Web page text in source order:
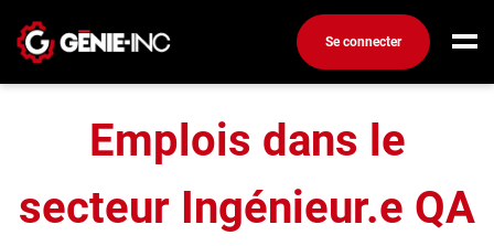
Se connecter
Créez un compte
Emplois
Accueil
Emplois dans le secteur de l'ingénierie
Ingénieur.e QA
Emplois dans le
secteur Ingénieur.e QA